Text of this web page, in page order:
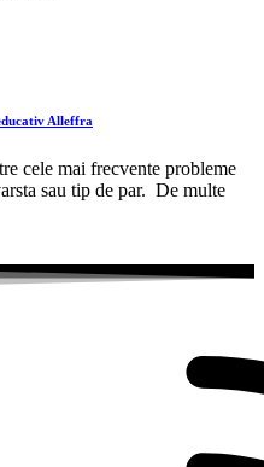
Alleffra
cele mai frecvente probleme
sau tip de par. De multe